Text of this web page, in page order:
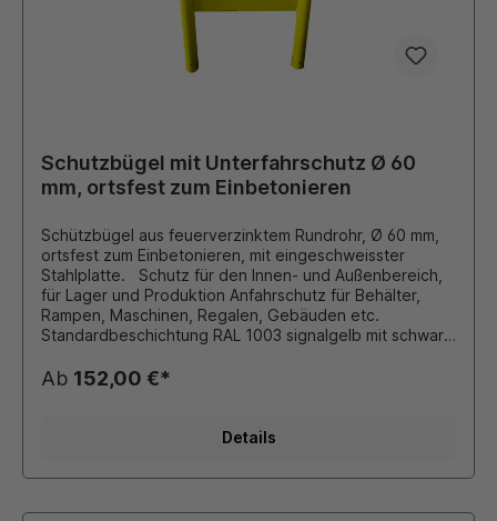
Schutzbügel mit Unterfahrschutz Ø 60
mm, ortsfest zum Einbetonieren
Schützbügel aus feuerverzinktem Rundrohr, Ø 60 mm,
ortsfest zum Einbetonieren, mit eingeschweisster
Stahlplatte. Schutz für den Innen- und Außenbereich,
für Lager und Produktion Anfahrschutz für Behälter,
Rampen, Maschinen, Regalen, Gebäuden etc.
Standardbeschichtung RAL 1003 signalgelb mit schwarz
Größen auf Anfrage möglich!!!
Ab 152,00 €*
Details